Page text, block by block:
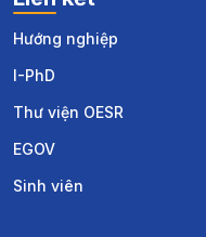
Hướng nghiệp
I-PhD
Thư viện OESR
EGOV
Sinh viên